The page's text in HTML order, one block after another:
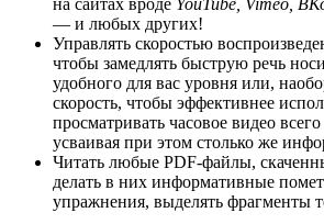
на сайтах вроде YouTube, Vimeo,
— и любых других!
Управлять скоростью
чтобы замедлять быструю речь
удобного для вас уровня или,
скорость, чтобы эффективнее
просматривать часовое видео
усваивая при этом столько же
Читать любые PDF-файлы,
делать в них информативные
упражнения, выделять фрагменты